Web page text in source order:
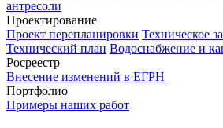
антресоли
Проектирование
Проект перепланировки Техническое
Технический план Водоснабжение и
Росреестр
Внесение изменений в ЕГРН
Портфолио
Примеры наших работ